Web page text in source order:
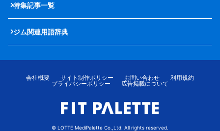
特集記事一覧
ジム関連用語辞典
会社概要 サイト制作ポリシー お問い合わせ
利用規約
プライバシーポリシー
広告掲載について
© LOTTE MediPalette Co.,Ltd. All rights reserved.